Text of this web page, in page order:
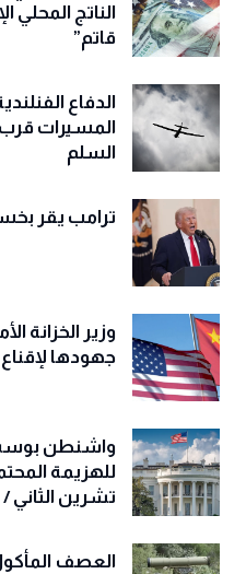
الناتج المحلي
قاتم”
الدفاع
المسيرات
السلم
ترامب يقر
وزير الخزانة
جهودها
واشنطن
للهزيمة
تشرين الثاني /
العصف